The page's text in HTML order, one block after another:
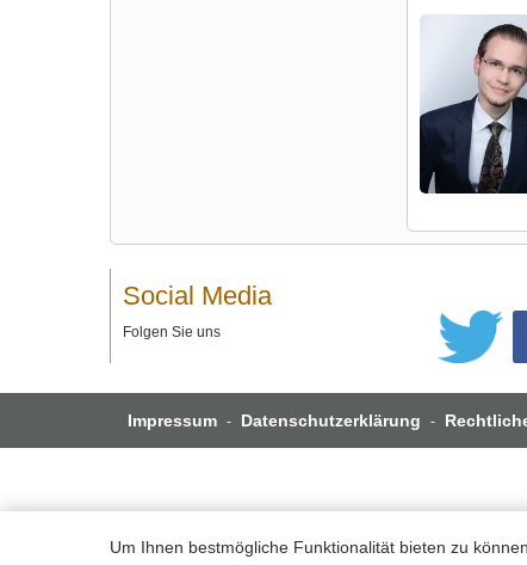
Social Media
Folgen Sie uns
Impressum - Datenschutzerklärung -
Um Ihnen bestmögliche Funktionalität bieten zu